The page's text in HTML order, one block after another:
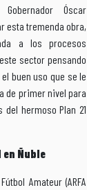
Óscar
esta tremenda obra,
a los procesos
sector pensando
buen uso que se le
de primer nivel para
hermoso Plan 21
Ñuble
Amateur (ARFA